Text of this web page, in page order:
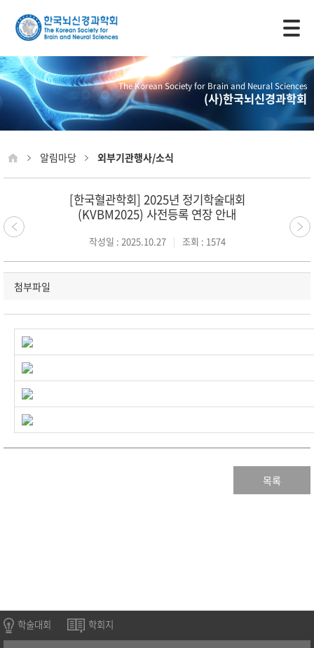
The Korean Society for Brain and Neural Sciences
(사)한국뇌신경과학회
알림마당 외부기관행사/소식
[한국혈관학회] 2025년 정기학술대회
(KVBM2025) 사전등록 연장 안내
작성일 : 2025.10.27 조회 : 1574
첨부파일
목록
학술대회 학회지